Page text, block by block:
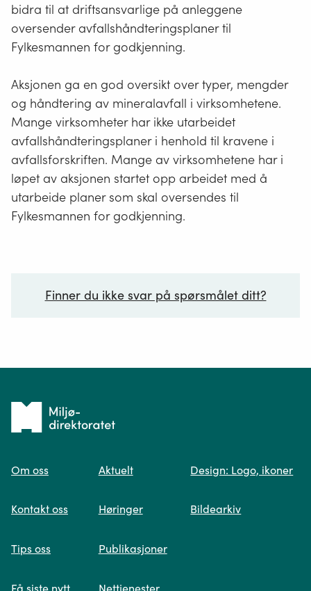
bidra til at driftsansvarlige på anleggene
oversender avfallshåndteringsplaner til
Fylkesmannen for godkjenning.
Aksjonen ga en god oversikt over typer, mengder
og håndtering av mineralavfall i virksomhetene.
Mange virksomheter har ikke utarbeidet
avfallshåndteringsplaner i henhold til kravene i
avfallsforskriften. Mange av virksomhetene har i
løpet av aksjonen startet opp arbeidet med å
utarbeide planer som skal oversendes til
Fylkesmannen for godkjenning.
Finner du ikke svar på spørsmålet ditt?
Spør oss
søk og viser deg vår mest relevante
Tilbake
forsiden
Om oss
Kontakt oss
Tips oss
Få siste nytt
Aktuelt
Høringer
Publikasjoner
Nettjenester
Design: Logo, ikoner
Bildearkiv